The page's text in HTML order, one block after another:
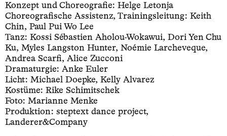
Konzept und Choreografie: Helge Letonja
Choreografische Assistenz, Trainingsleitung: Keith
Chin, Paul Pui Wo Lee
Tanz: Kossi Sébastien Aholou-Wokawui, Dori Yen Chu
Ku, Myles Langston Hunter, Noémie Larcheveque,
Andrea Scarfi, Alice Zucconi
Dramaturgie: Anke Euler
Licht: Michael Doepke, Kelly Alvarez
Kostüme: Rike Schimitschek
Foto: Marianne Menke
Produktion: steptext dance project,
Landerer&Company